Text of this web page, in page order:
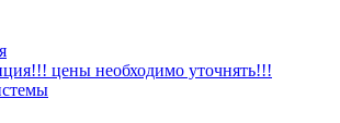
цены необходимо уточнять!!!